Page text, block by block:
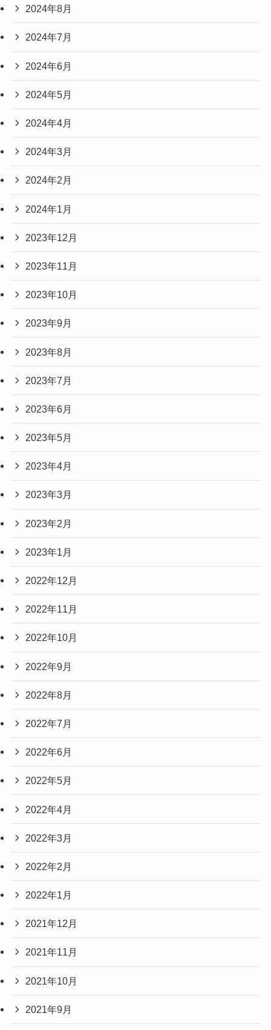
2024年8月
2024年7月
2024年6月
2024年5月
2024年4月
2024年3月
2024年2月
2024年1月
2023年12月
2023年11月
2023年10月
2023年9月
2023年8月
2023年7月
2023年6月
2023年5月
2023年4月
2023年3月
2023年2月
2023年1月
2022年12月
2022年11月
2022年10月
2022年9月
2022年8月
2022年7月
2022年6月
2022年5月
2022年4月
2022年3月
2022年2月
2022年1月
2021年12月
2021年11月
2021年10月
2021年9月